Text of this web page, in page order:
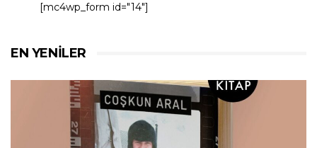
[mc4wp_form id="14"]
EN YENILER